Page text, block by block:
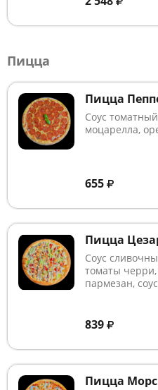
Пицца
Пицца
Соус
моцарелла,
655
Пицца
Соус
томаты черри,
пармезан,
839
Пицца